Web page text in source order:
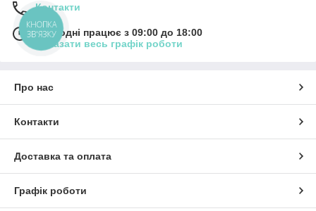
Контакти
Сьогодні працює з 09:00 до 18:00
Показати весь графік роботи
Про нас
Контакти
Доставка та оплата
Графік роботи
КНОПКА
ЗВ'ЯЗКУ